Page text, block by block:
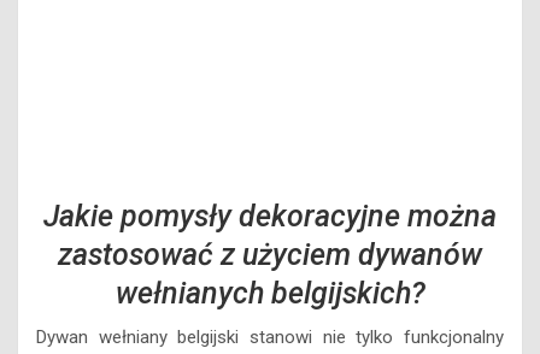
Jakie pomysły dekoracyjne można
zastosować z użyciem dywanów
wełnianych belgijskich?